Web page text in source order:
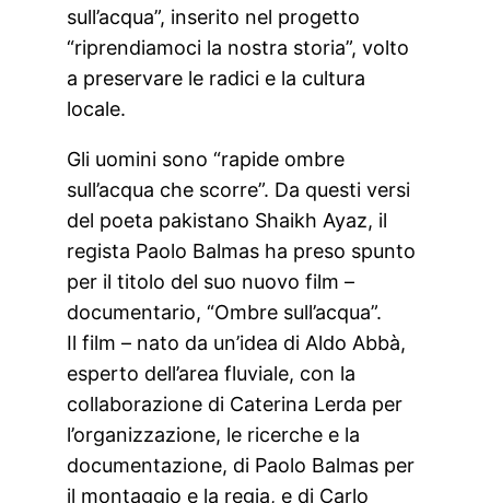
sull’acqua”, inserito nel progetto
“riprendiamoci la nostra storia”, volto
a preservare le radici e la cultura
locale.
Gli uomini sono “rapide ombre
sull’acqua che scorre”. Da questi versi
del poeta pakistano Shaikh Ayaz, il
regista Paolo Balmas ha preso spunto
per il titolo del suo nuovo film –
documentario, “Ombre sull’acqua”.
Il film – nato da un’idea di Aldo Abbà,
esperto dell’area fluviale, con la
collaborazione di Caterina Lerda per
l’organizzazione, le ricerche e la
documentazione, di Paolo Balmas per
il montaggio e la regia, e di Carlo